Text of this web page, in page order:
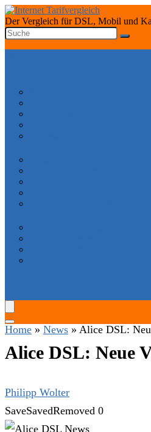
Der Vergleich für DSL, Mobil und
Home » News » Alice DSL:
Alice DSL: Neue
Philipp Wolter
SaveSavedRemoved 0